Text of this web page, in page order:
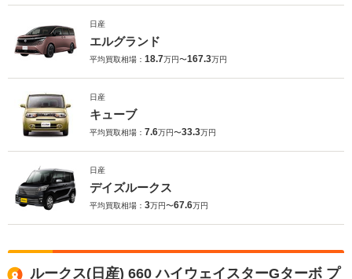
日産
エルグランド
平均買取相場： 18.7万円〜167.3万円
日産
キューブ
平均買取相場： 7.6万円〜33.3万円
日産
デイズルークス
平均買取相場： 3万円〜67.6万円
ルークス(日産) 660 ハイウェイスターGターボ プ